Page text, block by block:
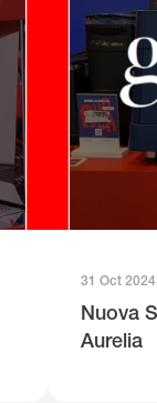
31 Oct 2024
Nuova
Aurelia